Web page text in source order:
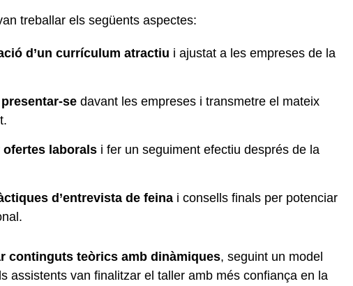
treballar els següents aspectes:
d’un currículum atractiu i ajustat a les empreses de la
se davant les empreses i transmetre el mateix
ofertes laborals i fer un seguiment efectiu després de la
d’entrevista de feina i consells finals per potenciar
continguts teòrics amb dinàmiques, seguint un model
assistents van finalitzar el taller amb més confiança en la